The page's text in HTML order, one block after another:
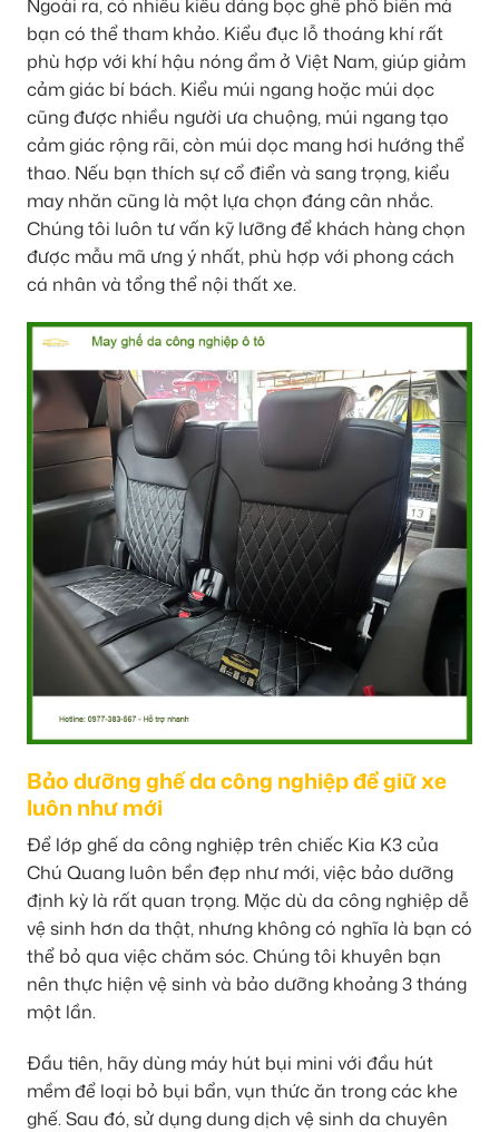
Ngoài ra, có nhiều kiểu dáng bọc ghế phổ biến mà
bạn có thể tham khảo. Kiểu đục lỗ thoáng khí rất
phù hợp với khí hậu nóng ẩm ở Việt Nam, giúp giảm
cảm giác bí bách. Kiểu múi ngang hoặc múi dọc
cũng được nhiều người ưa chuộng, múi ngang tạo
cảm giác rộng rãi, còn múi dọc mang hơi hướng thể
thao. Nếu bạn thích sự cổ điển và sang trọng, kiểu
may nhăn cũng là một lựa chọn đáng cân nhắc.
Chúng tôi luôn tư vấn kỹ lưỡng để khách hàng chọn
được mẫu mã ưng ý nhất, phù hợp với phong cách
cá nhân và tổng thể nội thất xe.
Bảo dưỡng ghế da công nghiệp để giữ xe
luôn như mới
Để lớp ghế da công nghiệp trên chiếc Kia K3 của
Chú Quang luôn bền đẹp như mới, việc bảo dưỡng
định kỳ là rất quan trọng. Mặc dù da công nghiệp dễ
vệ sinh hơn da thật, nhưng không có nghĩa là bạn có
thể bỏ qua việc chăm sóc. Chúng tôi khuyên bạn
nên thực hiện vệ sinh và bảo dưỡng khoảng 3 tháng
một lần.
Đầu tiên, hãy dùng máy hút bụi mini với đầu hút
mềm để loại bỏ bụi bẩn, vụn thức ăn trong các khe
ghế. Sau đó, sử dụng dung dịch vệ sinh da chuyên